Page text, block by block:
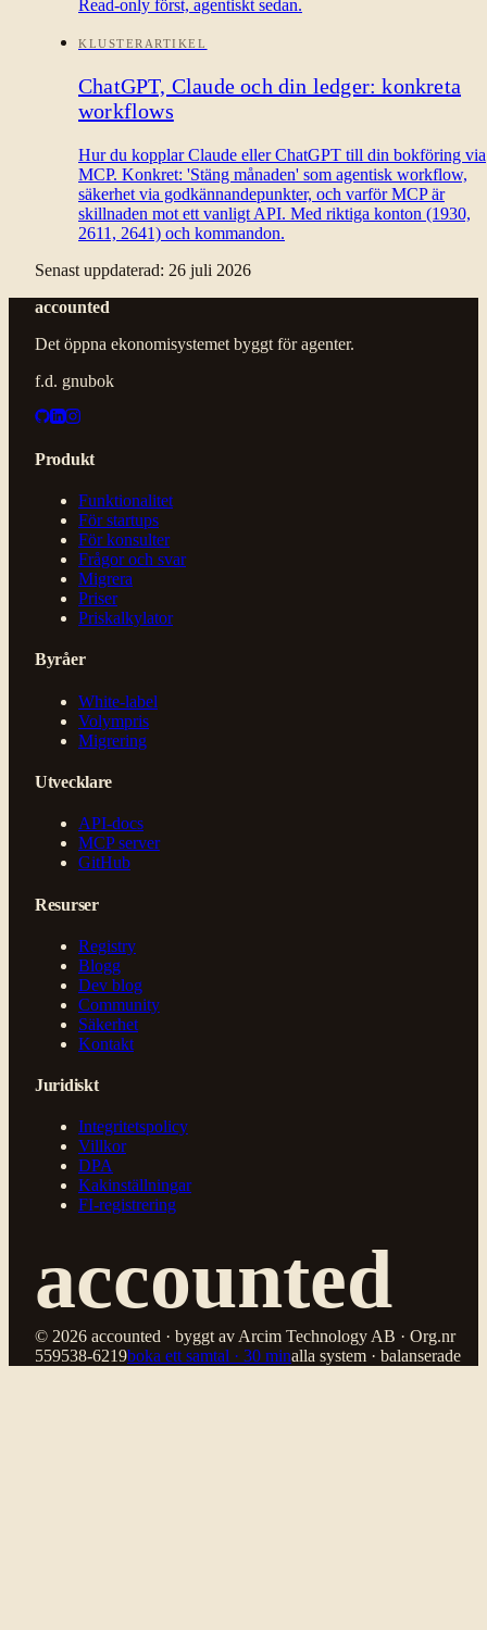
Read-only först, agentiskt sedan.
KLUSTERARTIKEL
ChatGPT, Claude och din ledger: konkreta
workflows
Hur du kopplar Claude eller ChatGPT till din bokföring via
MCP. Konkret: 'Stäng månaden' som agentisk workflow,
säkerhet via godkännandepunkter, och varför MCP är
skillnaden mot ett vanligt API. Med riktiga konton (1930,
2611, 2641) och kommandon.
Senast uppdaterad: 26 juli 2026
accounted
Det öppna ekonomisystemet byggt för agenter.
f.d. gnubok
Produkt
Funktionalitet
För startups
För konsulter
Frågor och svar
Migrera
Priser
Priskalkylator
Byråer
White-label
Volympris
Migrering
Utvecklare
API-docs
MCP server
GitHub
Resurser
Registry
Blogg
Dev blog
Community
Säkerhet
Kontakt
Juridiskt
Integritetspolicy
Villkor
DPA
Kakinställningar
FI-registrering
accounted
© 2026 accounted · byggt av Arcim Technology AB · Org.nr
559538-6219boka ett samtal · 30 minalla system · balanserade